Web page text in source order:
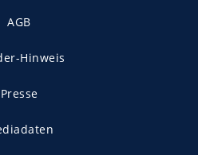
AGB
Hinweis
Presse